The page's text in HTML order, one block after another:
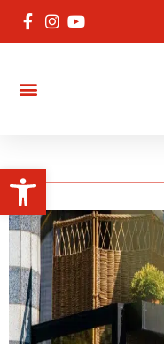
פתח